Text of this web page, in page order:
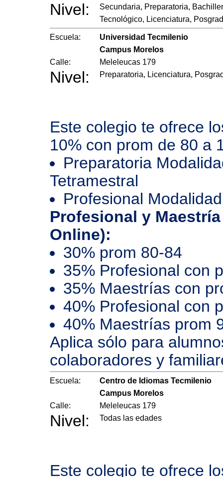
Nivel:
Secundaria, Preparatoria,
Tecnológico, Licenciatura,
Escuela:
Universidad Tecmilenio
Campus Morelos
Calle:
Meleleucas 179
Nivel: Preparatoria, Licenciatura,
Este colegio te ofrece
10% con prom de 80 a
Preparatoria
Tetramestral
Profesional
Profesional y
Online):
30% prom 80-84
35% Profesional con
35% Maestrías con
40% Profesional con
40% Maestrías prom
Aplica sólo para
colaboradores y
Escuela:
Centro de Idiomas Tecmilenio
Campus Morelos
Calle:
Meleleucas 179
Nivel: Todas las edades
Este colegio te ofrece